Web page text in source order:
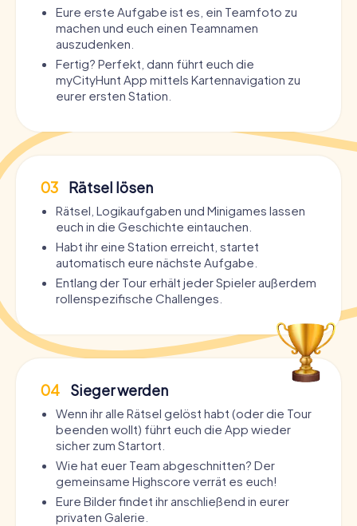
Eure erste Aufgabe ist es, ein Teamfoto zu
machen und euch einen Teamnamen
auszudenken.
Fertig? Perfekt, dann führt euch die
myCityHunt App mittels Kartennavigation zu
eurer ersten Station.
03 Rätsel lösen
Rätsel, Logikaufgaben und Minigames lassen
euch in die Geschichte eintauchen.
Habt ihr eine Station erreicht, startet
automatisch eure nächste Aufgabe.
Entlang der Tour erhält jeder Spieler außerdem
rollenspezifische Challenges.
04 Sieger werden
Wenn ihr alle Rätsel gelöst habt (oder die Tour
beenden wollt) führt euch die App wieder
sicher zum Startort.
Wie hat euer Team abgeschnitten? Der
gemeinsame Highscore verrät es euch!
Eure Bilder findet ihr anschließend in eurer
privaten Galerie.